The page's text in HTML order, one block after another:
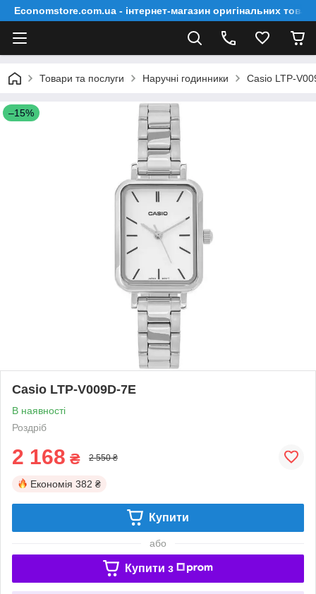
Economstore.com.ua - інтернет-магазин оригінальних
Товари та послуги Наручні годинники Casio LTP-
–15%
Casio LTP-V009D-7E
В наявності
Роздріб
2 168 ₴ 2 550 ₴
Економія 382 ₴
Купити
або
Купити з